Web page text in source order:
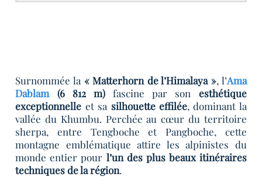
Surnommée la « Matterhorn de l’Himalaya », l’Ama
Dablam (6 812 m)fascine par son esthétique
exceptionnelle et sa silhouette effilée, dominant la
vallée du Khumbu. Perchée au cœur du territoire
sherpa, entre Tengboche et Pangboche, cette
montagne emblématique attire les alpinistes du
monde entier pour l’un des plus beaux itinéraires
techniques de la région.